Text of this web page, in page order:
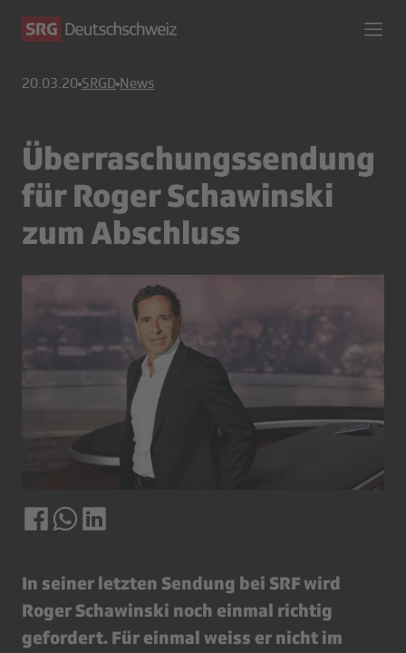
20.03.20 SRGD News
Überraschungssendung
für Roger Schawinski
zum Abschluss
In seiner letzten Sendung bei SRF wird
Roger Schawinski noch einmal richtig
gefordert. Für einmal weiss er nicht im